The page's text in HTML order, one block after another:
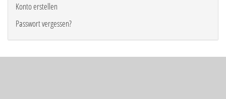
Konto erstellen
Passwort vergessen?